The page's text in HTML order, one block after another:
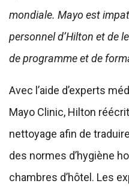
mondiale. Mayo est
personnel d’Hilton et de
de programme et de
Avec l’aide d’experts
Mayo Clinic, Hilton
nettoyage afin de
des normes d’hygiène
chambres d’hôtel. Les